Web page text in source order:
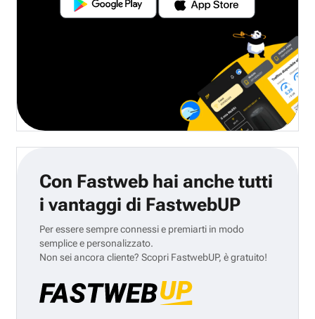
Con Fastweb hai anche tutti
i vantaggi di FastwebUP
Per essere sempre connessi e premiarti in modo
semplice e personalizzato.
Non sei ancora cliente? Scopri FastwebUP, è gratuito!